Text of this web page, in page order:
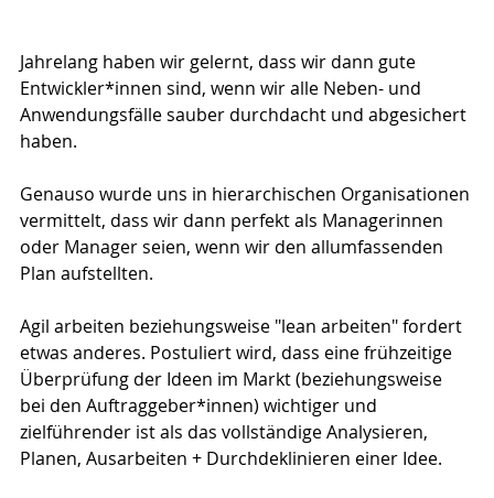
Jahrelang haben wir gelernt, dass wir dann gute
Entwickler*innen sind, wenn wir alle Neben- und
Anwendungsfälle sauber durchdacht und abgesichert
haben.
Genauso wurde uns in hierarchischen Organisationen
vermittelt, dass wir dann perfekt als Managerinnen
oder Manager seien, wenn wir den allumfassenden
Plan aufstellten.
Agil arbeiten beziehungsweise "lean arbeiten" fordert
etwas anderes. Postuliert wird, dass eine frühzeitige
Überprüfung der Ideen im Markt (beziehungsweise
bei den Auftraggeber*innen) wichtiger und
zielführender ist als das vollständige Analysieren,
Planen, Ausarbeiten + Durchdeklinieren einer Idee.